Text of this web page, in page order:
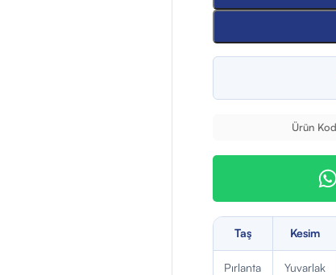
Ürün
Taş Kesim
Pırlanta Yuvarlak